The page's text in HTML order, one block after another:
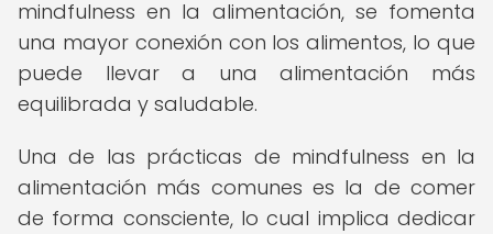
mindfulness en la alimentación, se fomenta
una mayor conexión con los alimentos, lo que
puede llevar a una alimentación más
equilibrada y saludable.
Una de las prácticas de mindfulness en la
alimentación más comunes es la de comer
de forma consciente, lo cual implica dedicar